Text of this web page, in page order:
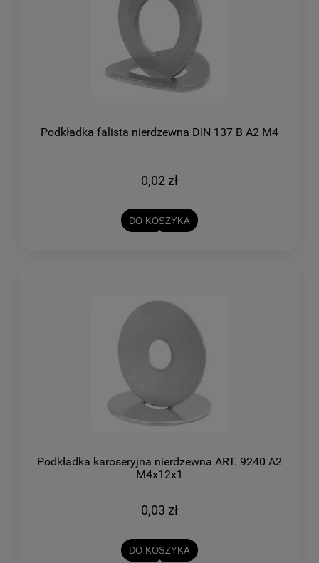
Podkładka falista nierdzewna DIN 137 B A2 M4
0,02 zł
DO KOSZYKA
Podkładka karoseryjna nierdzewna ART. 9240 A2
M4x12x1
0,03 zł
DO KOSZYKA